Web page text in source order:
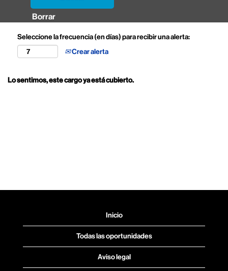
Borrar
Seleccione la frecuencia (en días) para recibir una alerta:
Crear alerta
Lo sentimos, este cargo ya está cubierto.
Inicio
Todas las oportunidades
Aviso legal